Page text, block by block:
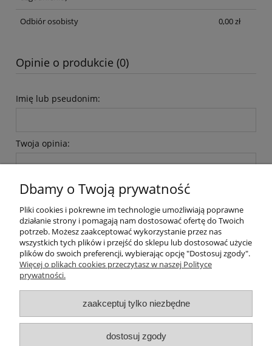
Odbiór osobisty 0,00 zł
Opinie o produkcie (0)
Imię lub pseudonim:
Twoja opinia:
Inteligentny dom ( POCKET HOME )
Promocje i transport gratis
Automatyka NOVATEK
Polityka prywatności Zwroty i reklamacje
Dbamy o Twoją prywatność
Pliki cookies i pokrewne im technologie umożliwiają poprawne
działanie strony i pomagają nam dostosować ofertę do Twoich
potrzeb. Możesz zaakceptować wykorzystanie przez nas
wszystkich tych plików i przejść do sklepu lub dostosować użycie
plików do swoich preferencji, wybierając opcję "Dostosuj zgody".
Więcej o plikach cookies przeczytasz w naszej Polityce
prywatności.
zaakceptuj tylko niezbędne
dostosuj zgody